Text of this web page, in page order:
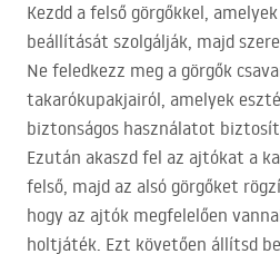
Kezdd a felső görgőkkel,
beállítását szolgálják, majd
Ne feledkezz meg a görgők
takarókupakjairól, amelyek
biztonságos használatot
Ezután akaszd fel az ajtókat a
felső, majd az alsó görgőket
hogy az ajtók megfelelően
holtjáték. Ezt követően állítsd